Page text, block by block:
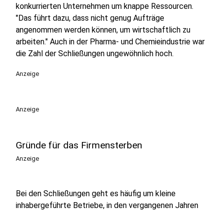
konkurrierten Unternehmen um knappe Ressourcen.
"Das führt dazu, dass nicht genug Aufträge
angenommen werden können, um wirtschaftlich zu
arbeiten." Auch in der Pharma- und Chemieindustrie war
die Zahl der Schließungen ungewöhnlich hoch.
Anzeige
Anzeige
Gründe für das Firmensterben
Anzeige
Bei den Schließungen geht es häufig um kleine
inhabergeführte Betriebe, in den vergangenen Jahren